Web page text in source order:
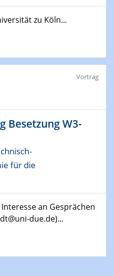
Series on 2D-
Materialien
zu Köln...
Vortrag
Besetzung W3-
für die
an Gesprächen
due.de)...